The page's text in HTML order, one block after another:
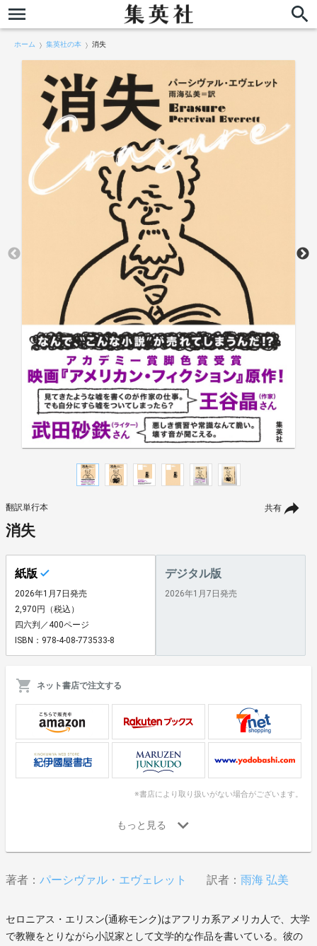
ホーム 集英社の本 消失
共有
翻訳単行本
消失
紙版
2026年1月7日発売
2,970円（税込）
四六判／400ページ
ISBN：978-4-08-773533-8
デジタル版
2026年1月7日発売
ネット書店で注文する
※書店により取り扱いがない場合がございます。
著者： パーシヴァル・エヴェレット 訳者： 雨海 弘美
セロニアス・エリスン(通称モンク)はアフリカ系アメリカ人で、大学
で教鞭をとりながら小説家として文学的な作品を書いている。彼の